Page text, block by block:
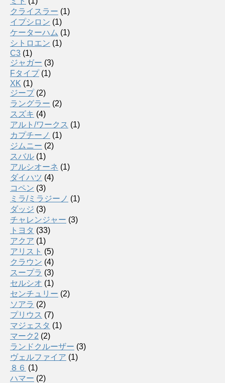
クライスラー (1)
イプシロン (1)
ケーターハム (1)
シトロエン (1)
C3 (1)
ジャガー (3)
Fタイプ(1)
XK (1)
ジープ(2)
ラングラー (2)
スズキ (4)
アルト/ワークス (1)
カプチーノ (1)
ジムニー (2)
スバル (1)
アルシオーネ (1)
ダイハツ (4)
コペン (3)
ミラ/ミラジーノ (1)
ダッジ (3)
チャレンジャー (3)
トヨタ (33)
アクア (1)
アリスト (5)
クラウン (4)
スープラ (3)
セルシオ (1)
センチュリー (2)
ソアラ (2)
プリウス (7)
マジェスタ (1)
マーク2 (2)
ランドクルーザー (3)
ヴェルファイア (1)
８６ (1)
ハマー (2)